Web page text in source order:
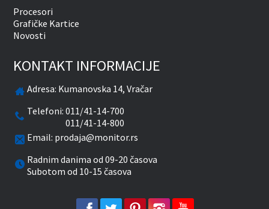
Procesori
Grafičke Kartice
Novosti
KONTAKT INFORMACIJE
Adresa: Kumanovska 14, Vračar
Telefoni:011/41-14-700
011/41-14-800
Email: prodaja@monitor.rs
Radnim danima od 09-20 časova
Subotom od 10-15 časova
facebook
twitterpinterestinstagramyoutube